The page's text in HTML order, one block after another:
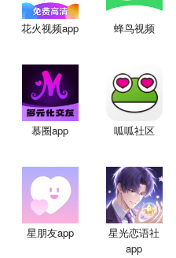
花火视频app 蜂鸟视频
慕圈app 呱呱社区
星朋友app
星光恋语社
app